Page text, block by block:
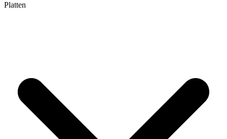
Platten